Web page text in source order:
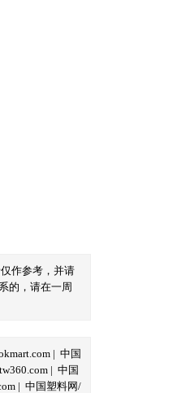
作参考，并请
的，请在一周
| 中国
| 中国
| 中国塑料网/